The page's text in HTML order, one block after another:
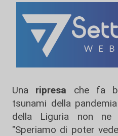
Una ripresa che fa
tsunami della
della Liguria non ne
"Speriamo di poter